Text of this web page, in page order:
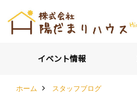
イベント情報
ホーム スタッフブログ